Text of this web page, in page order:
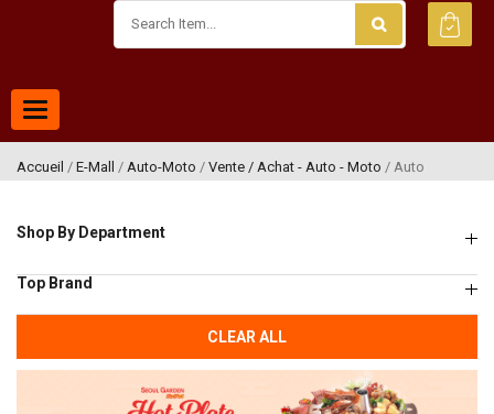
Toggle
navigation
Accueil / E-Mall / Auto-Moto / Vente / Achat - Auto - Moto / Auto
Shop By Department
Top Brand
CLEAR ALL